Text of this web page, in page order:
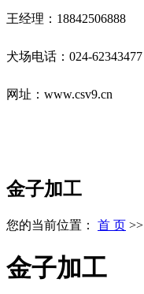
王经理：18842506888
犬场电话：024-62343477
网址：www.csv9.cn
金子加工
您的当前位置： 首 页 >>
金子加工